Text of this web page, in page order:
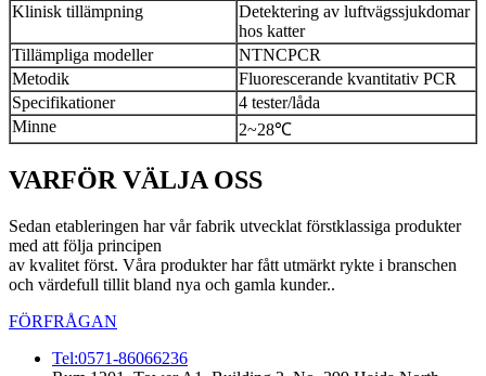
Klinisk tillämpning
Detektering av luftvägssjukdomar
hos katter
Tillämpliga modeller
NTNCPCR
Metodik
Fluorescerande kvantitativ PCR
Specifikationer
4 tester/låda
Minne
2~28℃
VARFÖR VÄLJA OSS
Sedan etableringen har vår fabrik utvecklat förstklassiga produkter
med att följa principen
av kvalitet först. Våra produkter har fått utmärkt rykte i branschen
och värdefull tillit bland nya och gamla kunder..
FÖRFRÅGAN
Tel:0571-86066236